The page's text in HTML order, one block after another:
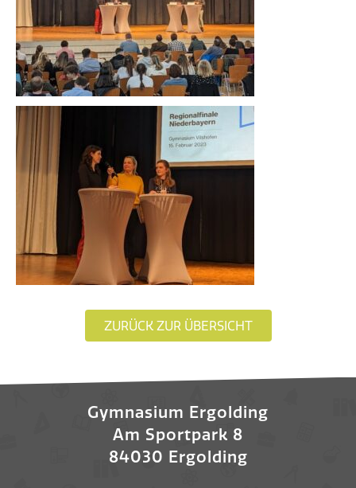
ZURÜCK ZUR ÜBERSICHT
Gymnasium Ergolding
Am Sportpark 8
84030 Ergolding